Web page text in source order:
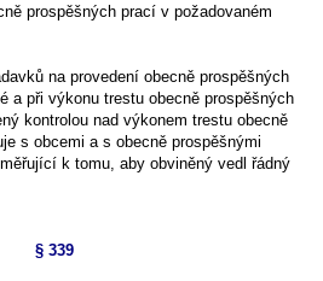
prospěšných prací v požadovaném
na provedení obecně prospěšných
a při výkonu trestu obecně prospěšných
kontrolou nad výkonem trestu obecně
s obcemi a s obecně prospěšnými
k tomu, aby obviněný vedl řádný
§ 339